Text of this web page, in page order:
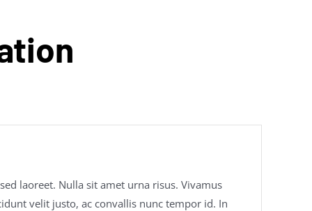
laoreet. Nulla sit amet urna risus. Vivamus
velit justo, ac convallis nunc tempor id. In